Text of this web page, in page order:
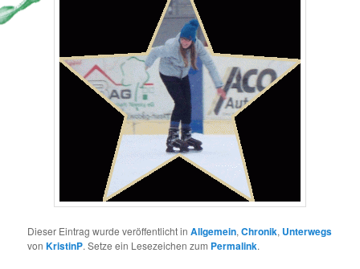
Dieser Eintrag wurde veröffentlicht inAllgemein,Chronik, Unterwegs
vonKristinP. Setze ein Lesezeichen zum Permalink.